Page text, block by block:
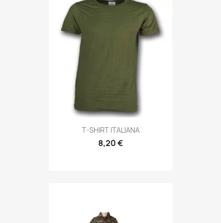
Anteprima
T-SHIRT ITALIANA
8,20 €